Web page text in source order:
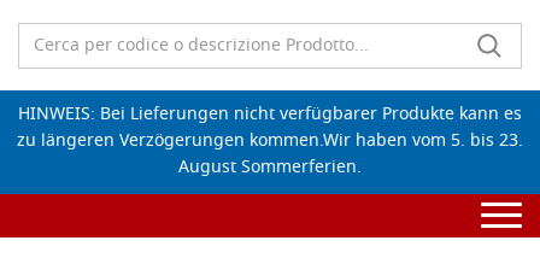
Wunschliste leeren
HINWEIS: Bei Lieferungen nicht verfügbarer Produkte kann es
zu längeren Verzögerungen kommen.Wir haben vom 5. bis 23.
August Sommerferien.